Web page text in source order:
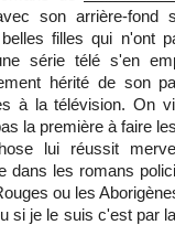
son arrière-fond
filles qui n'ont
série télé s'en
hérité de son
à la télévision. On
la première à faire
lui réussit
dans les romans
ou les
si je le suis c'est par